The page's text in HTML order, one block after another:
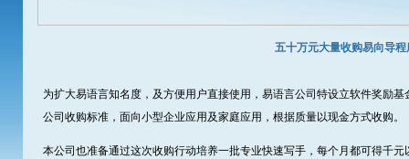
五十万元大量收购易向导程
为扩大易语言知名度，及方便用户直接使用，易语言公司特设立软件奖励
公司收购标准，面向小型企业应用及家庭应用，根据质量以现金方式收购。
本公司也准备通过这次收购行动培养一批专业快速写手，每个月都可得千元